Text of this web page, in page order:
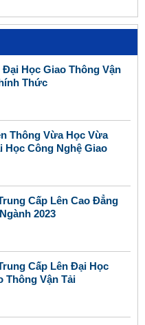
Học Giao Thông Vận
Thức
Thông Vừa Học Vừa
Học Công Nghệ Giao
Cấp Lên Cao Đẳng
2023
Cấp Lên Đại Học
Thông Vận Tải